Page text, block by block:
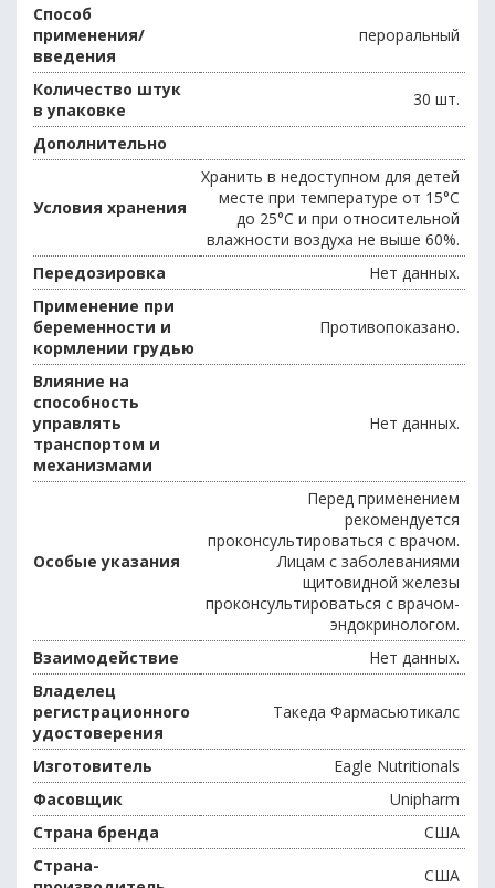
Способ
применения/
введения
пероральный
Количество штук
в упаковке
30 шт.
Дополнительно
Условия хранения
Хранить в недоступном для детей
месте при температуре от 15°С
до 25°С и при относительной
влажности воздуха не выше 60%.
Передозировка
Нет данных.
Применение при
беременности и
кормлении грудью
Противопоказано.
Влияние на
способность
управлять
транспортом и
механизмами
Нет данных.
Особые указания
Перед применением
рекомендуется
проконсультироваться с врачом.
Лицам с заболеваниями
щитовидной железы
проконсультироваться с врачом-
эндокринологом.
Взаимодействие
Нет данных.
Владелец
регистрационного
удостоверения
Такеда Фармасьютикалс
Изготовитель
Eagle Nutritionals
Фасовщик
Unipharm
Страна бренда
США
Страна-
США